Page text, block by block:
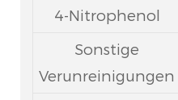
4-Nitrophenol
Sonstige
Verunreinigungen